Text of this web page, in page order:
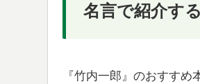
名言で紹介す
『竹内一郎』のおすす